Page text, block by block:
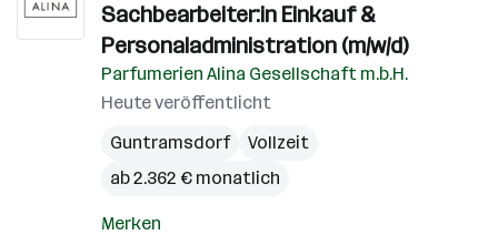
Sachbearbeiter:in Einkauf &
Personaladministration (m/w/d)
Parfumerien Alina Gesellschaft m.b.H.
Heute veröffentlicht
Guntramsdorf
Vollzeit
ab 2.362 € monatlich
Merken